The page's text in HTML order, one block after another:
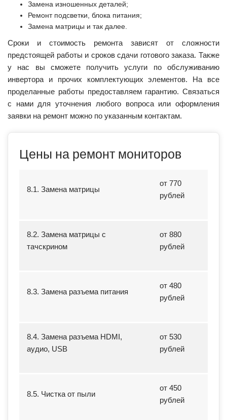
Замена изношенных деталей;
Ремонт подсветки, блока питания;
Замена матрицы и так далее.
Сроки и стоимость ремонта зависят от сложности
предстоящей работы и сроков сдачи готового заказа. Также
у нас вы сможете получить услуги по обслуживанию
инвертора и прочих комплектующих элементов. На все
проделанные работы предоставляем гарантию. Связаться
с нами для уточнения любого вопроса или оформления
заявки на ремонт можно по указанным контактам.
Цены на ремонт мониторов
8.1. Замена матрицы
от 770
рублей
8.2. Замена матрицы с
тачскрином
от 880
рублей
8.3. Замена разъема питания
от 480
рублей
8.4. Замена разъема HDMI,
аудио, USB
от 530
рублей
8.5. Чистка от пыли
от 450
рублей